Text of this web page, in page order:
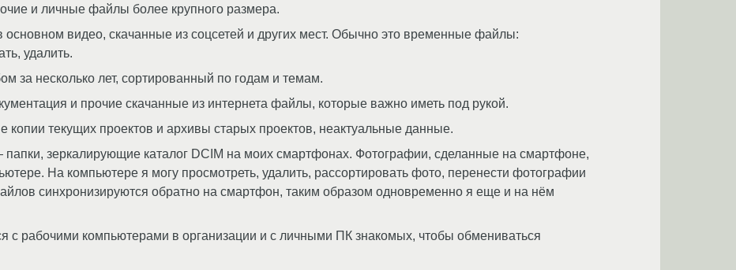
и личные файлы более крупного размера.
видео, скачанные из соцсетей и других мест. Обычно это временные файлы:
удалить.
за несколько лет, сортированный по годам и темам.
и прочие скачанные из интернета файлы, которые важно иметь под рукой.
текущих проектов и архивы старых проектов, неактуальные данные.
зеркалирующие каталог DCIM на моих смартфонах. Фотографии, сделанные на смартфоне,
На компьютере я могу просмотреть, удалить, рассортировать фото, перенести фотографии
синхронизируются обратно на смартфон, таким образом одновременно я еще и на нём
с рабочими компьютерами в организации и с личными ПК знакомых, чтобы обмениваться